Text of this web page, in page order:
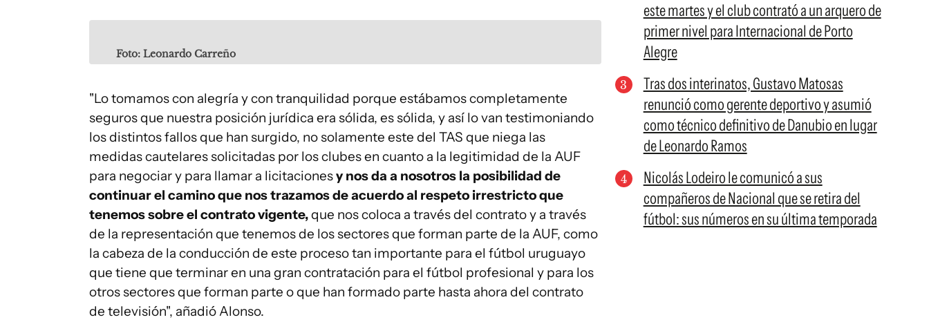
Foto: Leonardo Carreño
"Lo tomamos con alegría y con tranquilidad porque estábamos completamente
seguros que nuestra posición jurídica era sólida, es sólida, y así lo van testimoniando
los distintos fallos que han surgido, no solamente este del TAS que niega las
medidas cautelares solicitadas por los clubes en cuanto a la legitimidad de la AUF
para negociar y para llamar a licitacionesy nos da a nosotros la posibilidad de
continuar el camino que nos trazamos de acuerdo al respeto irrestricto que
tenemos sobre el contrato vigente,que nos coloca a través del contrato y a través
de la representación que tenemos de los sectores que forman parte de la AUF, como
la cabeza de la conducción de este proceso tan importante para el fútbol uruguayo
que tiene que terminar en una gran contratación para el fútbol profesional y para los
otros sectores que forman parte o que han formado parte hasta ahora del contrato
de televisión", añadió Alonso.
este martes y el club contrató a un arquero de
primer nivel para Internacional de Porto
Alegre
Tras dos interinatos, Gustavo Matosas
renunció como gerente deportivo y asumió
como técnico definitivo de Danubio en lugar
de Leonardo Ramos
Nicolás Lodeiro le comunicó a sus
compañeros de Nacional que se retira del
fútbol: sus números en su última temporada